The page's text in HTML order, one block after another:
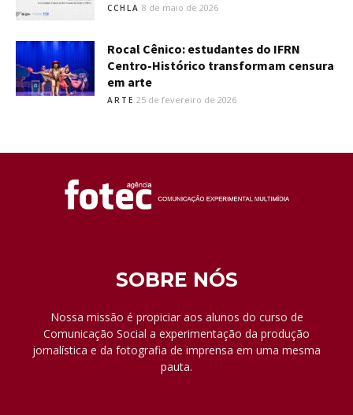
CCHLA 8 de maio de 2026
Rocal Cênico: estudantes do IFRN
Centro-Histórico transformam censura
em arte
ARTE 25 de fevereiro de 2026
SOBRE NÓS
Nossa missão é propiciar aos alunos do curso de
Comunicação Social a experimentação da produção
jornalística e da fotografia de imprensa em uma mesma
pauta.